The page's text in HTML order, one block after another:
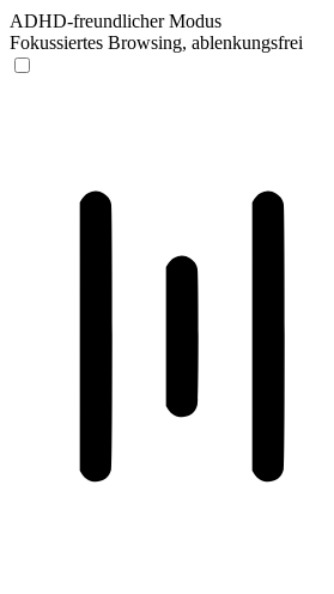
ADHD-freundlicher Modus
Fokussiertes Browsing, ablenkungsfrei